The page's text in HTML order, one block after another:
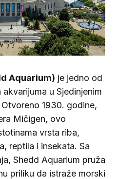
Aquarium) je jedno od
u Sjedinjenim
1930. godine,
Mičigen, ovo
vrsta riba,
reptila i insekata. Sa
Shedd Aquarium pruža
priliku da istraže morski